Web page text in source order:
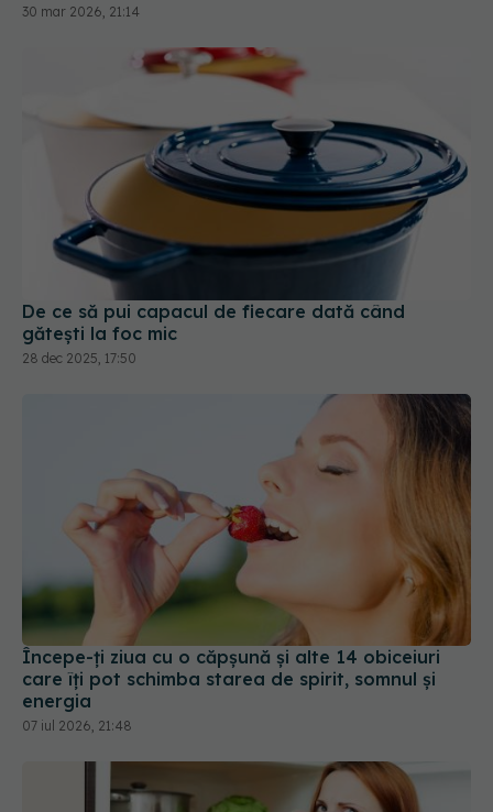
30 mar 2026, 21:14
De ce să pui capacul de fiecare dată când
gătești la foc mic
28 dec 2025, 17:50
Începe-ți ziua cu o căpșună și alte 14 obiceiuri
care îți pot schimba starea de spirit, somnul și
energia
07 iul 2026, 21:48